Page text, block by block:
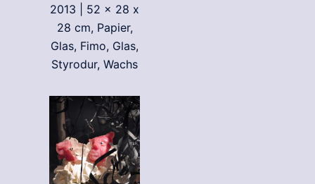
2013 | 52 x 28 x
28 cm, Papier,
Glas, Fimo, Glas,
Styrodur, Wachs